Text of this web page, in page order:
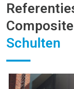
Composite
Schulten